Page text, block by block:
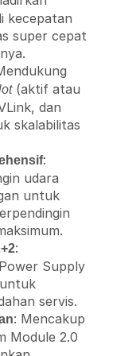
kecepatan
super cepat
(aktif atau
dan
skalabilitas
:
udara
untuk
:
Supply
servis.
: Mencakup
Module 2.0